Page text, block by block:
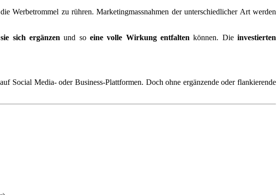
zu rühren. Marketingmassnahmen der unterschiedlicher Art werden
sie sich ergänzen und soeine volle Wirkung entfalten können. Dieinvestierten
Social Media- oder Business-Plattformen. Doch ohne ergänzende oder flankierende